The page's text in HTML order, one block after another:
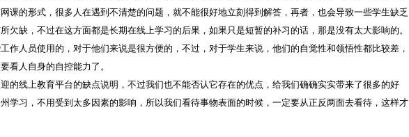
课的形式，很多人在遇到不清楚的问题，就不能很好地立刻得到解答，再者，也会导致一些学生缺乏
欠缺，不过在这方面都是长期在线上学习的后果，如果只是短暂的补习的话，那是没有太大影响的。
人员使用的，对于他们来说是很方便的，不过，对于学生来说，他们的自觉性和领悟性都比较差，
看人自身的自控能力了。
线上教育平台的缺点说明，不过我们也不能否认它存在的优点，给我们确确实实带来了很多的好
学习，不用受到太多因素的影响，所以我们看待事物表面的时候，一定要从正反两面去看待，这样才